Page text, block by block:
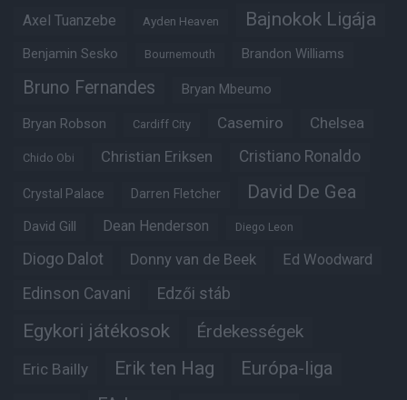
Axel Tuanzebe Ayden Heaven Bajnokok Ligája
Benjamin Sesko Bournemouth Brandon Williams
Bruno Fernandes Bryan Mbeumo
Bryan Robson Cardiff City Casemiro Chelsea
Chido Obi Christian Eriksen Cristiano Ronaldo
Crystal Palace Darren Fletcher David De Gea
David Gill Dean Henderson Diego Leon
Diogo Dalot Donny van de Beek Ed Woodward
Edinson Cavani Edzői stáb
Egykori játékosok Érdekességek
Eric Bailly Erik ten Hag Európa-liga